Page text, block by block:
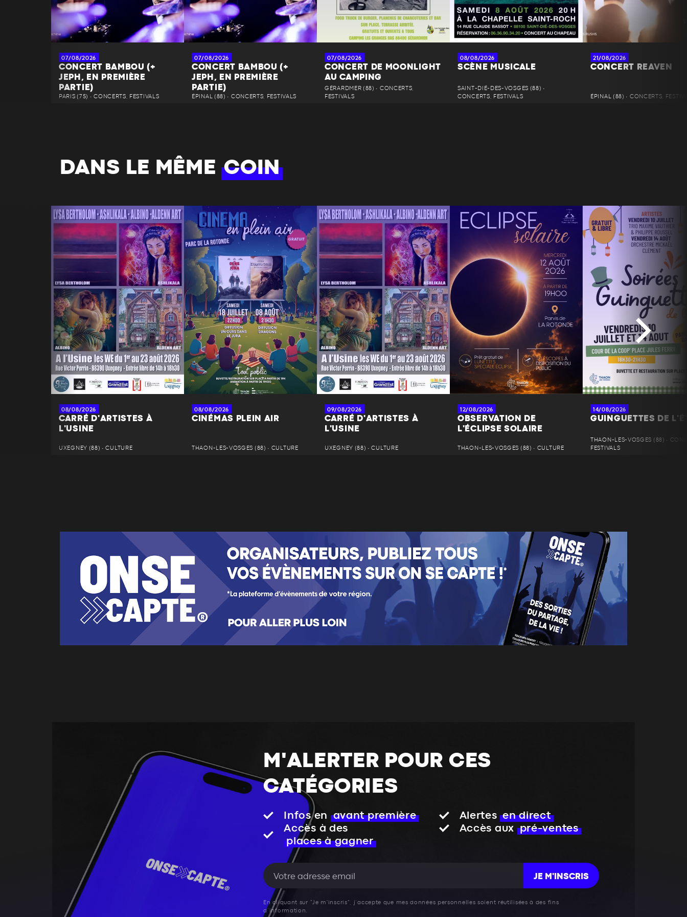
07/08/2026
CONCERT BAMBOU (+
JEPH, EN PREMIÈRE
PARTIE)
PARIS (75) • CONCERTS, FESTIVALS
07/08/2026
CONCERT BAMBOU (+
JEPH, EN PREMIÈRE
PARTIE)
ÉPINAL (88) • CONCERTS, FESTIVALS
07/08/2026
CONCERT DE MOONLIGHT
AU CAMPING
GÉRARDMER (88) • CONCERTS,
FESTIVALS
08/08/2026
SCÈNE MUSICALE
SAINT-DIÉ-DES-VOSGES (88) •
CONCERTS, FESTIVALS
21/08/2026
CONCERT REAVEN
ÉPINAL (88) • CONCERTS,
DANS LE MÊMECOIN
08/08/2026
CARRÉ D'ARTISTES À
L'USINE
UXEGNEY (88) • CULTURE
08/08/2026
CINÉMAS PLEIN AIR
THAON-LES-VOSGES (88) • CULTURE
09/08/2026
CARRÉ D'ARTISTES À
L'USINE
UXEGNEY (88) • CULTURE
12/08/2026
OBSERVATION DE
L'ÉCLIPSE SOLAIRE
THAON-LES-VOSGES (88) • CULTURE
14/08/2026
GUINGUETTES DE
THAON-LES-VOSGES (88) •
FESTIVALS
M'ALERTER POUR CES
CATÉGORIES
Infos en avant première Alertes en direct
Accès à des
places à gagner
Accès aux pré-ventes
JE M'INSCRIS
En cliquant sur "Je m'inscris", j’accepte que mes données personnelles soient réutilisées à des fins
d’information.